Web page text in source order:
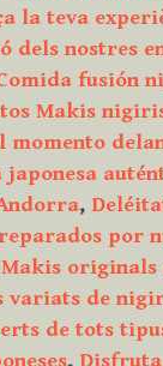
la teva
dels nostres
fusión
Makis
momento
japonesa
,
por
Makis
variats de
de tots
,